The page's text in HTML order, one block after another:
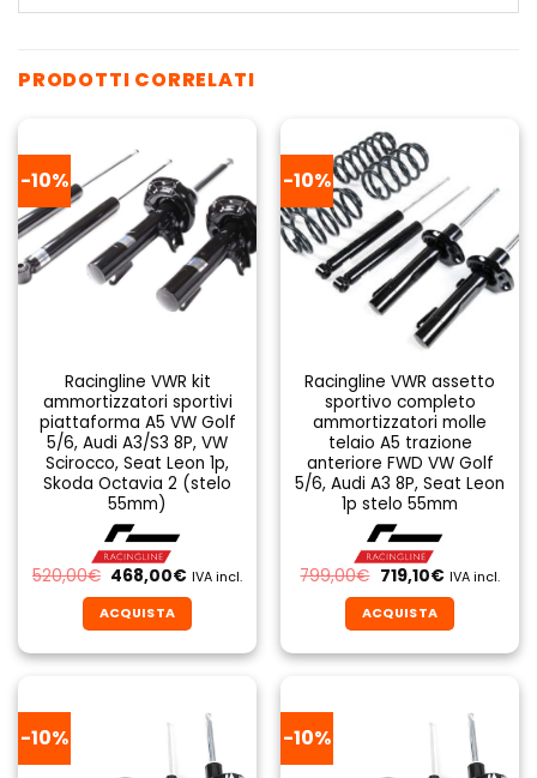
PRODOTTI CORRELATI
-10%
Racingline VWR kit
ammortizzatori sportivi
piattaforma A5 VW Golf
5/6, Audi A3/S3 8P, VW
Scirocco, Seat Leon 1p,
Skoda Octavia 2 (stelo
55mm)
520,00€ Il
prezzo
originale
era:
520,00€.
468,00€Il
attuale
è:
468,00€.
IVA incl.
ACQUISTA
-10%
Racingline VWR assetto
sportivo completo
ammortizzatori molle
telaio A5 trazione
anteriore FWD VW Golf
5/6, Audi A3 8P, Seat Leon
1p stelo 55mm
799,00€ Il
prezzo
originale
era:
799,00€.
719,10€Il
attuale
è:
719,10€.
IVA incl.
ACQUISTA
-10% -10%